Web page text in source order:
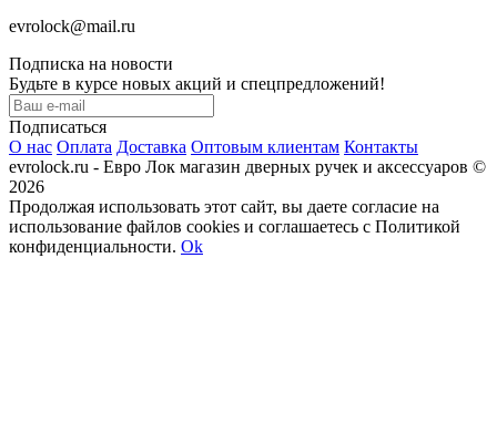
evrolock@mail.ru
Подписка на новости
Будьте в курсе новых акций и спецпредложений!
Подписаться
О нас Оплата Доставка Оптовым клиентам Контакты
evrolock.ru - Евро Лок магазин дверных ручек и аксессуаров ©
2026
Продолжая использовать этот сайт, вы даете согласие на
использование файлов cookies и соглашаетесь с Политикой
конфиденциальности. Ok